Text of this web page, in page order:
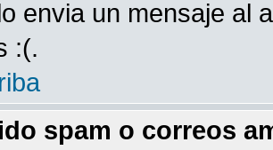
envia un mensaje al
:(.
spam o correos